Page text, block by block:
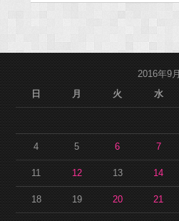
2016年9月
日
月 火 水
4 5 6 7
11 12 13 14
18 19 20 21